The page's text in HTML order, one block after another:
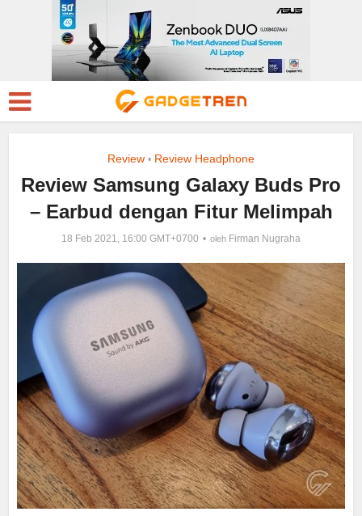
Review • Review Headphone
Review Samsung Galaxy Buds Pro
– Earbud dengan Fitur Melimpah
18 Feb 2021, 16:00 GMT+0700 oleh Firman Nugraha